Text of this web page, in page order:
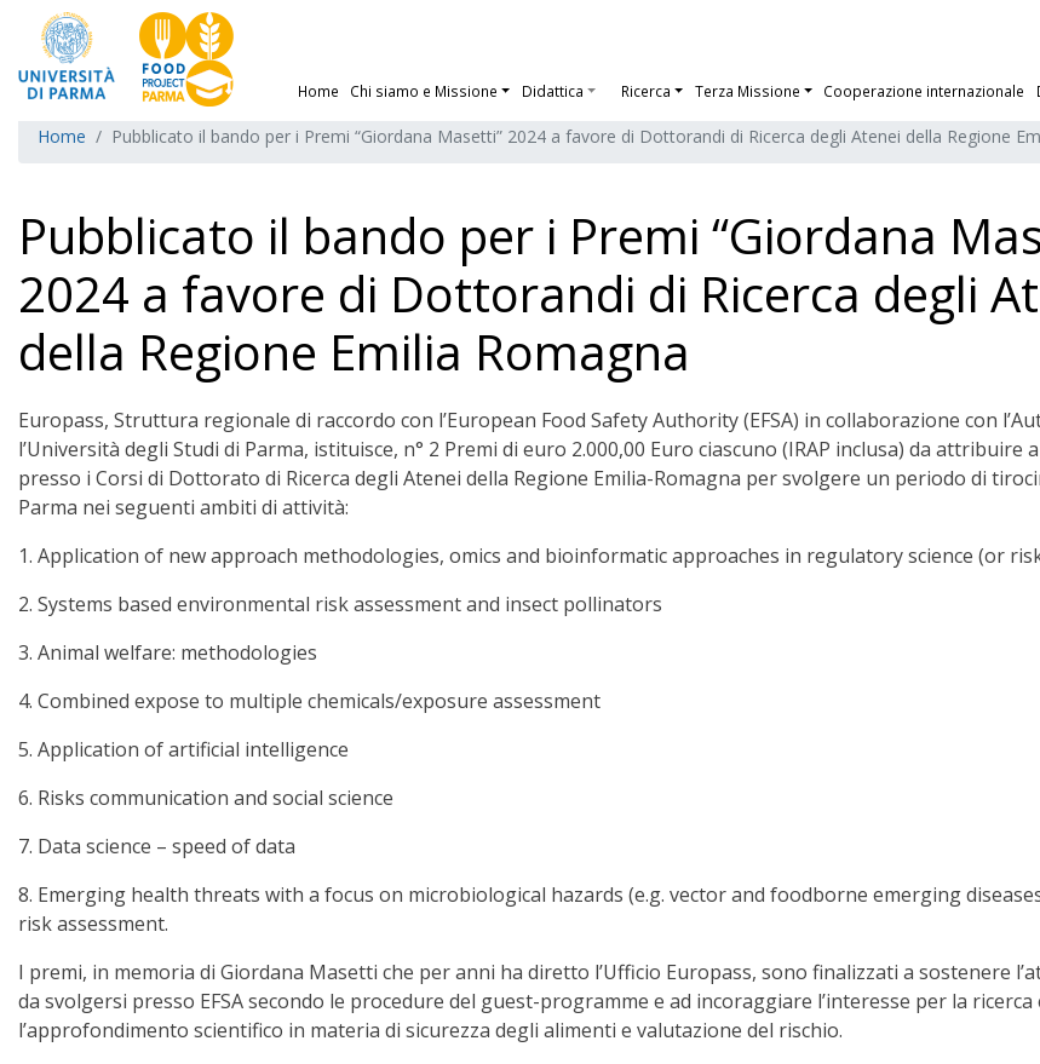
Home Chi siamo e Missione Didattica Ricerca Terza Missione Cooperazione internazionale
Home Pubblicato il bando per i Premi “Giordana Masetti” 2024 a favore di Dottorandi di Ricerca degli Atenei della Regione
Pubblicato il bando per i Premi “Giordana
2024 a favore di Dottorandi di Ricerca degli
della Regione Emilia Romagna
Europass, Struttura regionale di raccordo con l’European Food Safety Authority (EFSA) in collaborazione con
l’Università degli Studi di Parma, istituisce, n° 2 Premi di euro 2.000,00 Euro ciascuno (IRAP inclusa) da attribuire
presso i Corsi di Dottorato di Ricerca degli Atenei della Regione Emilia-Romagna per svolgere un periodo di
Parma nei seguenti ambiti di attività:
1. Application of new approach methodologies, omics and bioinformatic approaches in regulatory science (or
2. Systems based environmental risk assessment and insect pollinators
3. Animal welfare: methodologies
4. Combined expose to multiple chemicals/exposure assessment
5. Application of artificial intelligence
6. Risks communication and social science
7. Data science – speed of data
8. Emerging health threats with a focus on microbiological hazards (e.g. vector and foodborne emerging
risk assessment.
I premi, in memoria di Giordana Masetti che per anni ha diretto l’Ufficio Europass, sono finalizzati a sostenere
da svolgersi presso EFSA secondo le procedure del guest-programme e ad incoraggiare l’interesse per la ricerca
l’approfondimento scientifico in materia di sicurezza degli alimenti e valutazione del rischio.